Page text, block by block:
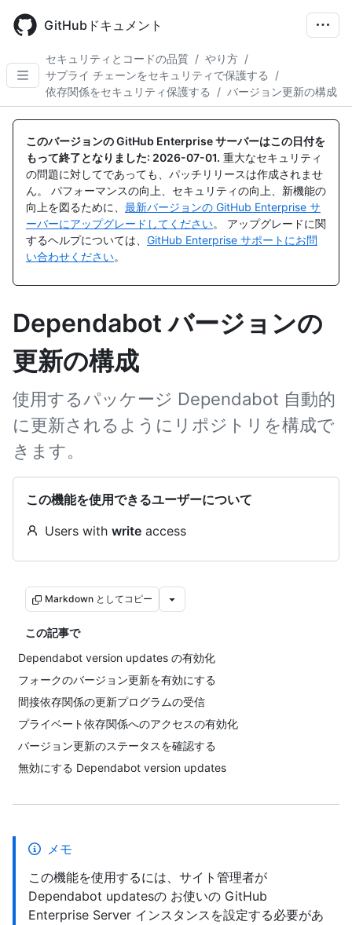
main
GitHubドキュメント
セキュリティとコードの品質 / やり方 /
サプライ チェーンをセキュリティで保護する
/
依存関係をセキュリティ保護する
/ バージョン更新の構成
このバージョンの GitHub Enterprise サーバーはこの日付を
もって終了となりました: 2026-07-01. 重大なセキュリティ
の問題に対してであっても、パッチリリースは作成されませ
ん。 パフォーマンスの向上、セキュリティの向上、新機能の
向上を図るために、 最新バージョンの GitHub Enterprise サ
ーバーにアップグレードしてください。 アップグレードに関
するヘルプについては、 GitHub Enterprise サポートにお問
い合わせください。
Dependabot バージョンの
更新の構成
使用するパッケージ Dependabot 自動的
に更新されるようにリポジトリを構成で
きます。
この機能を使用できるユーザーについて
Users with write access
Markdown としてコピー
この記事で
Dependabot version updates の有効化
フォークのバージョン更新を有効にする
間接依存関係の更新プログラムの受信
プライベート依存関係へのアクセスの有効化
バージョン更新のステータスを確認する
無効にする Dependabot version updates
メモ
この機能を使用するには、サイト管理者が
Dependabot updatesの お使いの GitHub
Enterprise Server インスタンスを設定する必要があ